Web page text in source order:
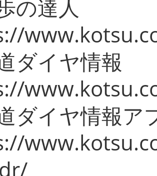
の達人
ダイヤ情報
ダイヤ情報ア